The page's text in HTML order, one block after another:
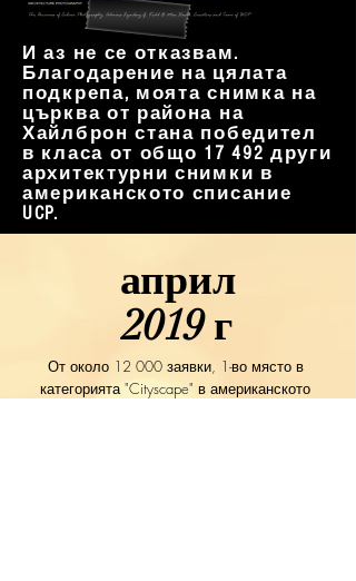
И аз не се отказвам.
Благодарение на цялата
подкрепа, моята снимка на
църква от района на
Хайлброн стана победител
в класа от общо 17 492 други
архитектурни снимки в
американското списание
UCP.
април
2019 г
От около 12 000 заявки, 1-во място в
категорията "Cityscape" в американското